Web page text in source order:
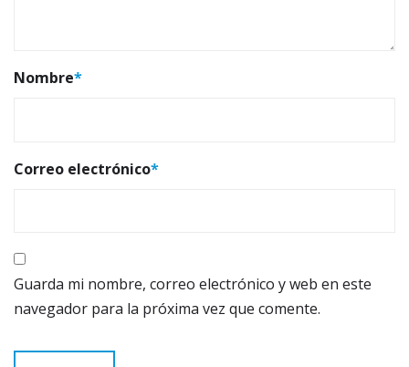
Nombre*
Correo electrónico*
Guarda mi nombre, correo electrónico y web en este
navegador para la próxima vez que comente.